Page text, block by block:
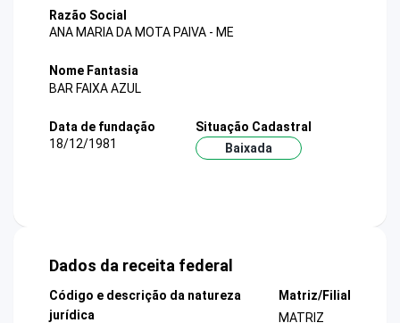
Razão Social
ANA MARIA DA MOTA PAIVA - ME
Nome Fantasia
BAR FAIXA AZUL
Data de fundação
18/12/1981
Situação Cadastral
Baixada
Dados da receita federal
Código e descrição da natureza
jurídica
Matriz/Filial
MATRIZ